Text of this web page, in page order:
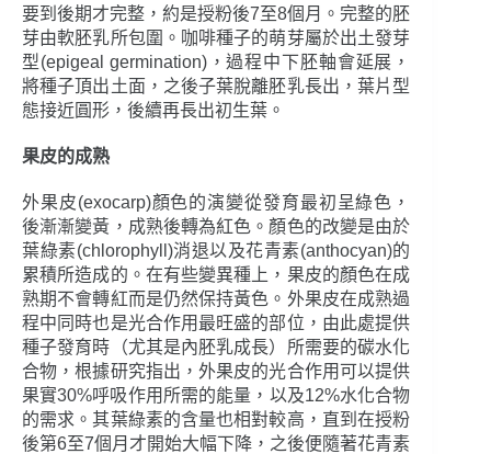
要到後期才完整，約是授粉後7至8個月。完整的胚
芽由軟胚乳所包圍。咖啡種子的萌芽屬於出土發芽
型(epigeal germination)，過程中下胚軸會延展，
將種子頂出土面，之後子葉脫離胚乳長出，葉片型
態接近圓形，後續再長出初生葉。
果皮的成熟
外果皮(exocarp)顏色的演變從發育最初呈綠色，
後漸漸變黃，成熟後轉為紅色。顏色的改變是由於
葉綠素(chlorophyll)消退以及花青素(anthocyan)的
累積所造成的。在有些變異種上，果皮的顏色在成
熟期不會轉紅而是仍然保持黃色。外果皮在成熟過
程中同時也是光合作用最旺盛的部位，由此處提供
種子發育時（尤其是內胚乳成長）所需要的碳水化
合物，根據研究指出，外果皮的光合作用可以提供
果實30%呼吸作用所需的能量，以及12%水化合物
的需求。其葉綠素的含量也相對較高，直到在授粉
後第6至7個月才開始大幅下降，之後便隨著花青素